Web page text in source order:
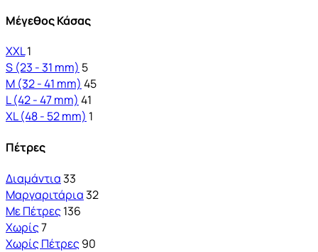
Μέγεθος Κάσας
XXL1
S (23 - 31 mm) 5
M (32 - 41 mm) 45
L (42 - 47 mm) 41
XL (48 - 52 mm) 1
Πέτρες
Διαμάντια33
Μαργαριτάρια32
Με Πέτρες136
Χωρίς7
Χωρίς Πέτρες90